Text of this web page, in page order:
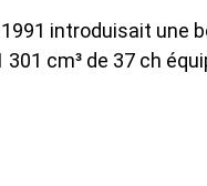
introduisait une
cm³ de 37 ch